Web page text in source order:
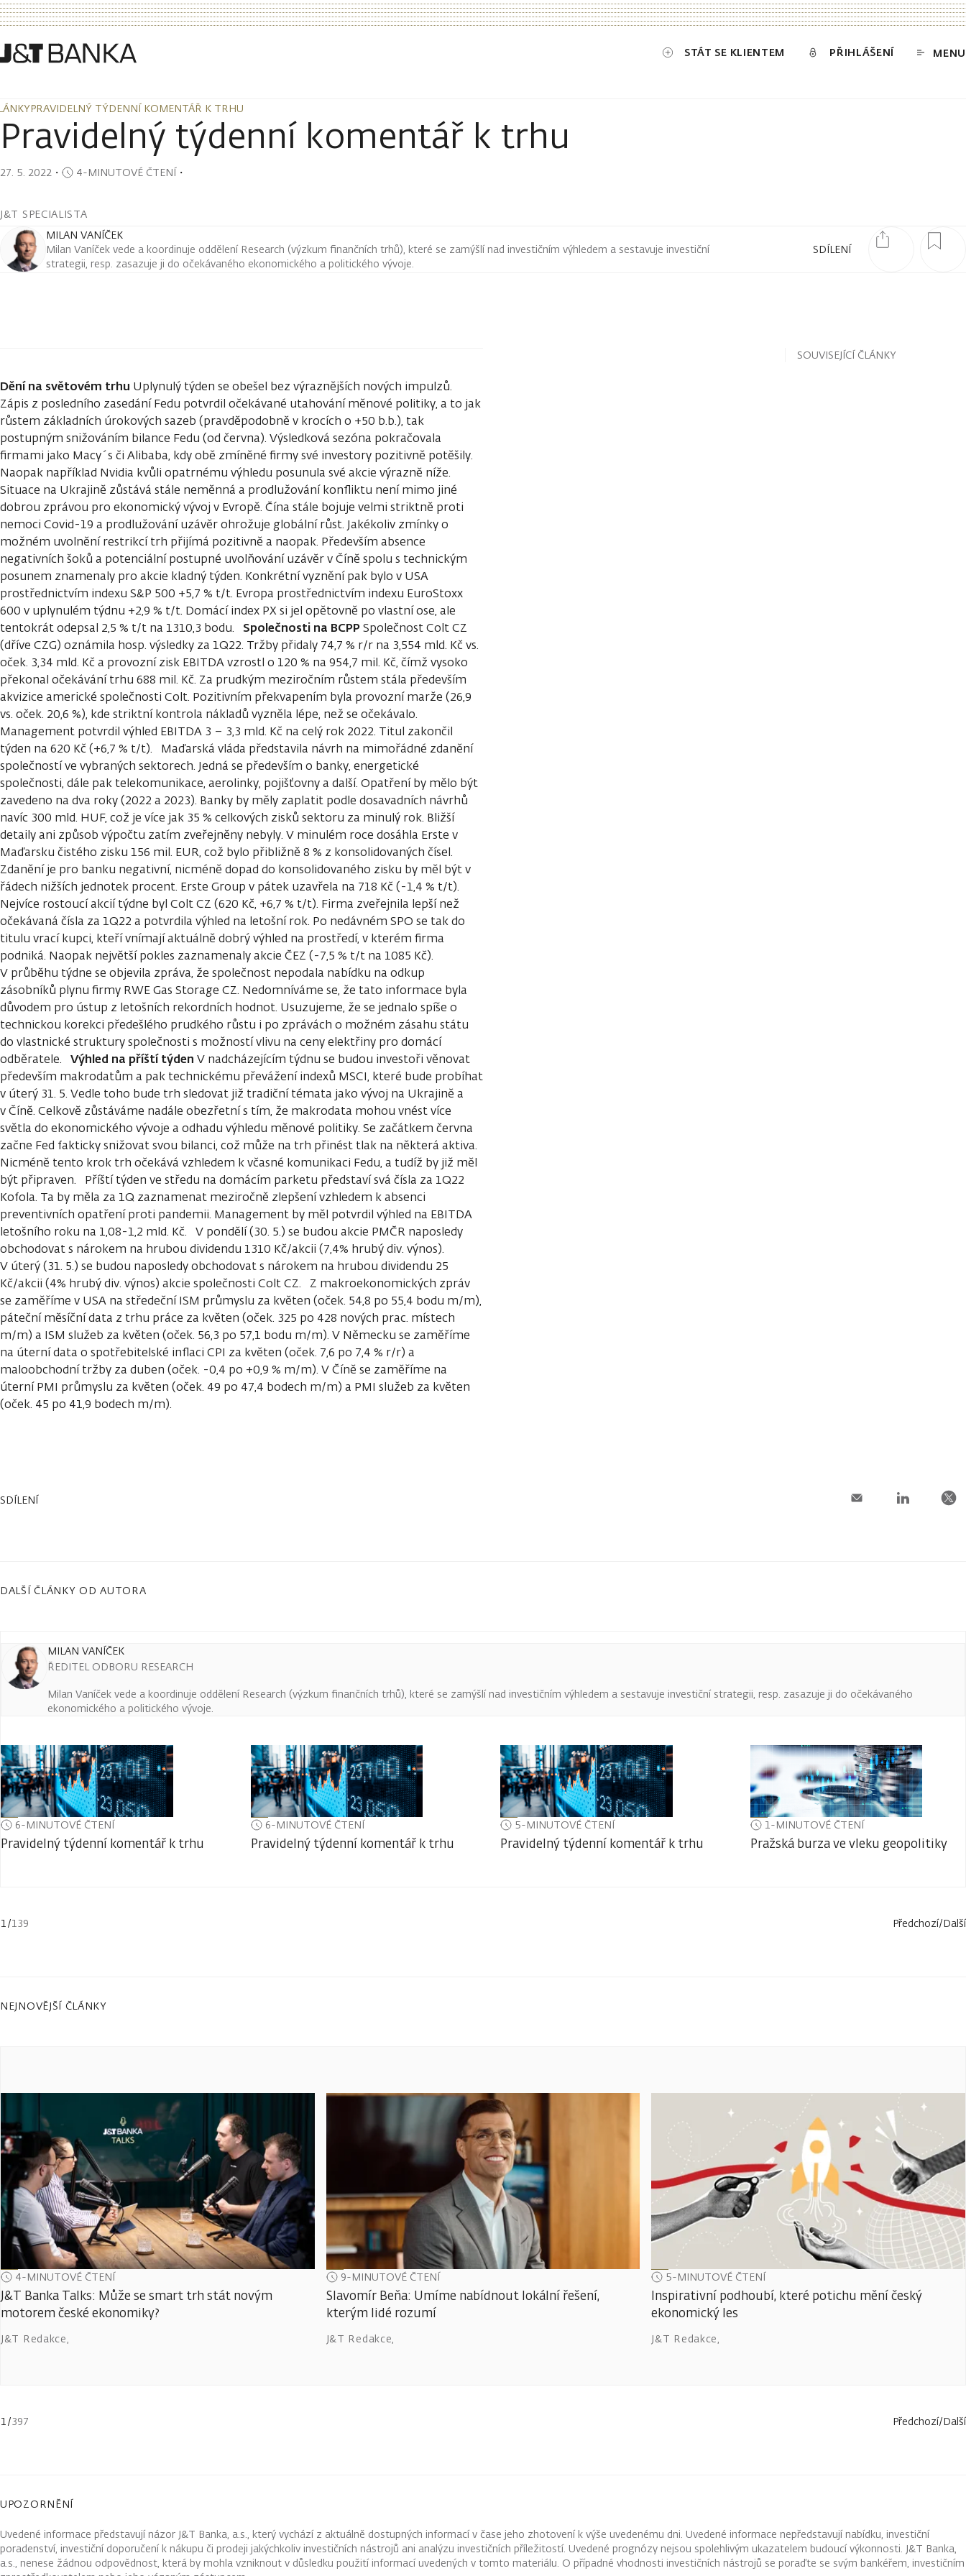
STÁT SE KLIENTEM PŘIHLÁŠENÍ MENU
PRAVIDELNÝ TÝDENNÍ KOMENTÁŘ K TRHU
PRAVIDELNÝ TÝDENNÍ KOMENTÁŘ K TRHU
Pravidelný týdenní komentář k trhu
27. 5. 2022 ・ 4-MINUTOVÉ ČTENÍ・
J&T SPECIALISTA
SDÍLENÍ
MILAN VANÍČEK
Milan Vaníček vede a koordinuje oddělení Research (výzkum finančních trhů), které se zamýšlí nad investičním výhledem a sestavuje investiční
strategii, resp. zasazuje ji do očekávaného ekonomického a politického vývoje.
Dění na světovém trhu Uplynulý týden se obešel bez výraznějších nových impulzů.
Zápis z posledního zasedání Fedu potvrdil očekávané utahování měnové politiky, a to jak
růstem základních úrokových sazeb (pravděpodobně v krocích o +50 b.b.), tak
postupným snižováním bilance Fedu (od června). Výsledková sezóna pokračovala
firmami jako Macy´s či Alibaba, kdy obě zmíněné firmy své investory pozitivně potěšily.
Naopak například Nvidia kvůli opatrnému výhledu posunula své akcie výrazně níže.
Situace na Ukrajině zůstává stále neměnná a prodlužování konfliktu není mimo jiné
dobrou zprávou pro ekonomický vývoj v Evropě. Čína stále bojuje velmi striktně proti
nemoci Covid-19 a prodlužování uzávěr ohrožuje globální růst. Jakékoliv zmínky o
možném uvolnění restrikcí trh přijímá pozitivně a naopak. Především absence
negativních šoků a potenciální postupné uvolňování uzávěr v Číně spolu s technickým
posunem znamenaly pro akcie kladný týden. Konkrétní vyznění pak bylo v USA
prostřednictvím indexu S&P 500 +5,7 % t/t. Evropa prostřednictvím indexu EuroStoxx
600 v uplynulém týdnu +2,9 % t/t. Domácí index PX si jel opětovně po vlastní ose, ale
tentokrát odepsal 2,5 % t/t na 1310,3 bodu. Společnosti na BCPPSpolečnost Colt CZ
(dříve CZG) oznámila hosp. výsledky za 1Q22. Tržby přidaly 74,7 % r/r na 3,554 mld. Kč vs.
oček. 3,34 mld. Kč a provozní zisk EBITDA vzrostl o 120 % na 954,7 mil. Kč, čímž vysoko
překonal očekávání trhu 688 mil. Kč. Za prudkým meziročním růstem stála především
akvizice americké společnosti Colt. Pozitivním překvapením byla provozní marže (26,9
vs. oček. 20,6 %), kde striktní kontrola nákladů vyzněla lépe, než se očekávalo.
Management potvrdil výhled EBITDA 3 – 3,3 mld. Kč na celý rok 2022. Titul zakončil
týden na 620 Kč (+6,7 % t/t). Maďarská vláda představila návrh na mimořádné zdanění
společností ve vybraných sektorech. Jedná se především o banky, energetické
společnosti, dále pak telekomunikace, aerolinky, pojišťovny a další. Opatření by mělo být
zavedeno na dva roky (2022 a 2023). Banky by měly zaplatit podle dosavadních návrhů
navíc 300 mld. HUF, což je více jak 35 % celkových zisků sektoru za minulý rok. Bližší
detaily ani způsob výpočtu zatím zveřejněny nebyly. V minulém roce dosáhla Erste v
Maďarsku čistého zisku 156 mil. EUR, což bylo přibližně 8 % z konsolidovaných čísel.
Zdanění je pro banku negativní, nicméně dopad do konsolidovaného zisku by měl být v
řádech nižších jednotek procent. Erste Group v pátek uzavřela na 718 Kč (-1,4 % t/t).
Nejvíce rostoucí akcií týdne byl Colt CZ (620 Kč, +6,7 % t/t). Firma zveřejnila lepší než
očekávaná čísla za 1Q22 a potvrdila výhled na letošní rok. Po nedávném SPO se tak do
titulu vrací kupci, kteří vnímají aktuálně dobrý výhled na prostředí, v kterém firma
podniká. Naopak největší pokles zaznamenaly akcie ČEZ (-7,5 % t/t na 1085 Kč).
V průběhu týdne se objevila zpráva, že společnost nepodala nabídku na odkup
zásobníků plynu firmy RWE Gas Storage CZ. Nedomníváme se, že tato informace byla
důvodem pro ústup z letošních rekordních hodnot. Usuzujeme, že se jednalo spíše o
technickou korekci předešlého prudkého růstu i po zprávách o možném zásahu státu
do vlastnické struktury společnosti s možností vlivu na ceny elektřiny pro domácí
odběratele. Výhled na příští týden V nadcházejícím týdnu se budou investoři věnovat
především makrodatům a pak technickému převážení indexů MSCI, které bude probíhat
v úterý 31. 5. Vedle toho bude trh sledovat již tradiční témata jako vývoj na Ukrajině a
v Číně. Celkově zůstáváme nadále obezřetní s tím, že makrodata mohou vnést více
světla do ekonomického vývoje a odhadu výhledu měnové politiky. Se začátkem června
začne Fed fakticky snižovat svou bilanci, což může na trh přinést tlak na některá aktiva.
Nicméně tento krok trh očekává vzhledem k včasné komunikaci Fedu, a tudíž by již měl
být připraven. Příští týden ve středu na domácím parketu představí svá čísla za 1Q22
Kofola. Ta by měla za 1Q zaznamenat meziročně zlepšení vzhledem k absenci
preventivních opatření proti pandemii. Management by měl potvrdil výhled na EBITDA
letošního roku na 1,08-1,2 mld. Kč. V pondělí (30. 5.) se budou akcie PMČR naposledy
obchodovat s nárokem na hrubou dividendu 1310 Kč/akcii (7,4% hrubý div. výnos).
V úterý (31. 5.) se budou naposledy obchodovat s nárokem na hrubou dividendu 25
Kč/akcii (4% hrubý div. výnos) akcie společnosti Colt CZ. Z makroekonomických zpráv
se zaměříme v USA na středeční ISM průmyslu za květen (oček. 54,8 po 55,4 bodu m/m),
páteční měsíční data z trhu práce za květen (oček. 325 po 428 nových prac. místech
m/m) a ISM služeb za květen (oček. 56,3 po 57,1 bodu m/m). V Německu se zaměříme
na úterní data o spotřebitelské inflaci CPI za květen (oček. 7,6 po 7,4 % r/r) a
maloobchodní tržby za duben (oček. -0,4 po +0,9 % m/m). V Číně se zaměříme na
úterní PMI průmyslu za květen (oček. 49 po 47,4 bodech m/m) a PMI služeb za květen
(oček. 45 po 41,9 bodech m/m).
SOUVISEJÍCÍ ČLÁNKY
SDÍLENÍ
DALŠÍ ČLÁNKY OD AUTORA
MILAN VANÍČEK
ŘEDITEL ODBORU RESEARCH
Milan Vaníček vede a koordinuje oddělení Research (výzkum finančních trhů), které se zamýšlí nad investičním výhledem a sestavuje investiční strategii, resp. zasazuje ji do očekávaného
ekonomického a politického vývoje.
6-MINUTOVÉ ČTENÍ
Pravidelný týdenní komentář k trhu
6-MINUTOVÉ ČTENÍ
Pravidelný týdenní komentář k trhu
5-MINUTOVÉ ČTENÍ
Pravidelný týdenní komentář k trhu
1-MINUTOVÉ ČTENÍ
Pražská burza ve vleku geopolitiky
1 /139 Předchozí/Další
NEJNOVĚJŠÍ ČLÁNKY
4-MINUTOVÉ ČTENÍ
J&T Banka Talks: Může se smart trh stát novým
motorem české ekonomiky?
J&T Redakce,
9-MINUTOVÉ ČTENÍ
Slavomír Beňa: Umíme nabídnout lokální řešení,
kterým lidé rozumí
J&T Redakce,
5-MINUTOVÉ ČTENÍ
Inspirativní podhoubí, které potichu mění český
ekonomický les
J&T Redakce,
1/397 Předchozí/Další
UPOZORNĚNÍ
Uvedené informace představují názor J&T Banka, a.s., který vychází z aktuálně dostupných informací v čase jeho zhotovení k výše uvedenému dni. Uvedené informace nepředstavují nabídku, investiční
poradenství, investiční doporučení k nákupu či prodeji jakýchkoliv investičních nástrojů ani analýzu investičních příležitostí. Uvedené prognózy nejsou spolehlivým ukazatelem budoucí výkonnosti. J&T Banka,
a.s., nenese žádnou odpovědnost, která by mohla vzniknout v důsledku použití informací uvedených v tomto materiálu. O případné vhodnosti investičních nástrojů se poraďte se svým bankéřem, investičním